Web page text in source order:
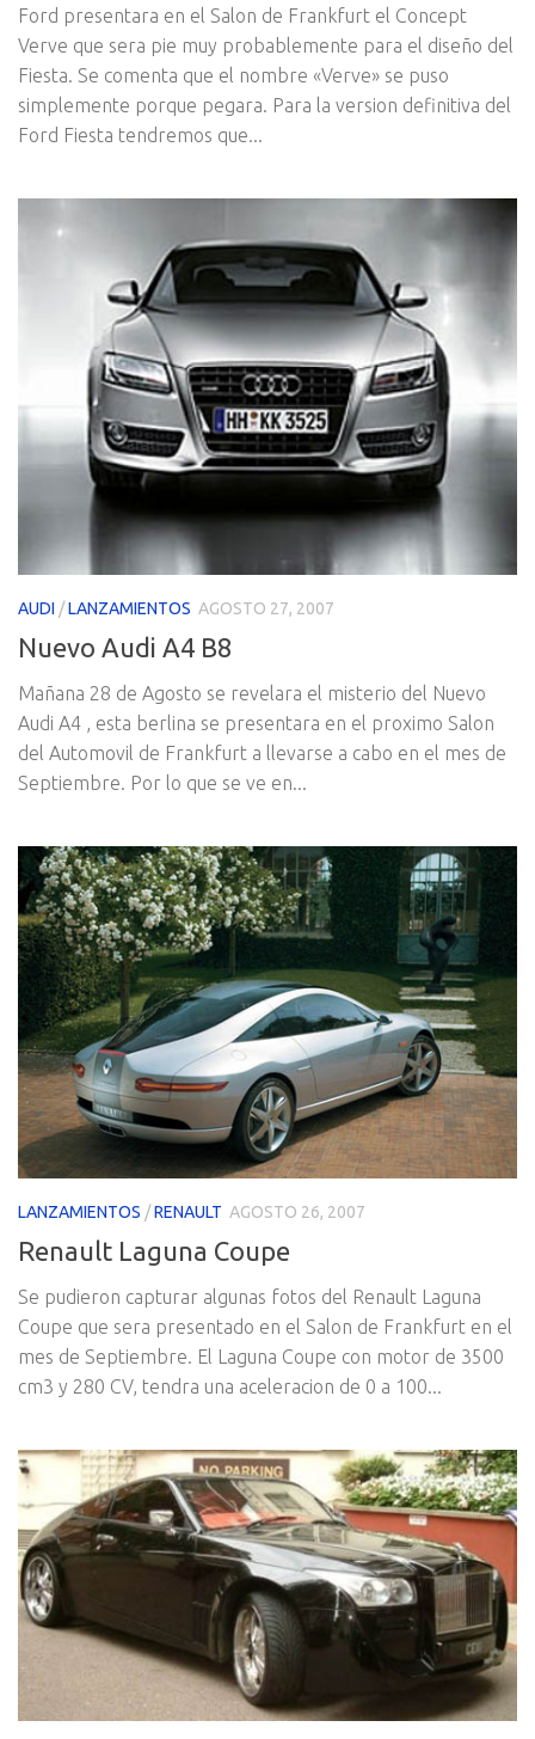
Ford presentara en el Salon de Frankfurt el Concept
Verve que sera pie muy probablemente para el diseño del
Fiesta. Se comenta que el nombre «Verve» se puso
simplemente porque pegara. Para la version definitiva del
Ford Fiesta tendremos que...
AUDI /LANZAMIENTOS AGOSTO 27, 2007
Nuevo Audi A4 B8
Mañana 28 de Agosto se revelara el misterio del Nuevo
Audi A4 , esta berlina se presentara en el proximo Salon
del Automovil de Frankfurt a llevarse a cabo en el mes de
Septiembre. Por lo que se ve en...
LANZAMIENTOS /RENAULT AGOSTO 26, 2007
Renault Laguna Coupe
Se pudieron capturar algunas fotos del Renault Laguna
Coupe que sera presentado en el Salon de Frankfurt en el
mes de Septiembre. El Laguna Coupe con motor de 3500
cm3 y 280 CV, tendra una aceleracion de 0 a 100...